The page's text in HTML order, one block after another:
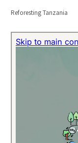
Reforesting Tanzania